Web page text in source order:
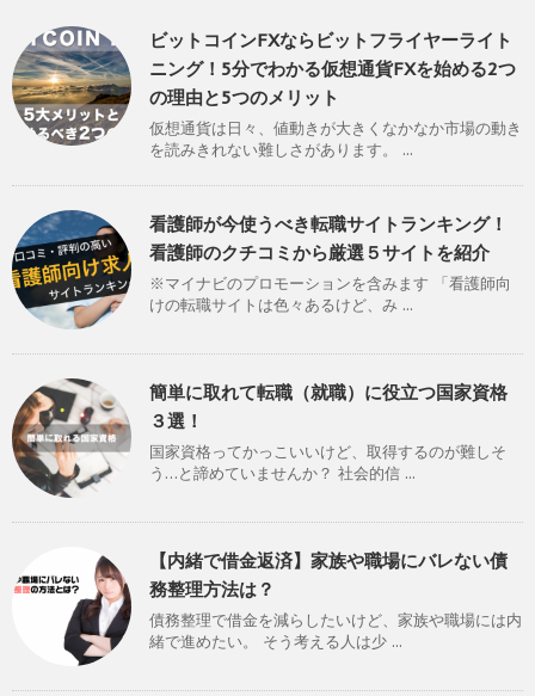
ビットコインFXならビットフライヤーライト
ニング！5分でわかる仮想通貨FXを始める2つ
の理由と5つのメリット
仮想通貨は日々、値動きが大きくなかなか市場の動き
を読みきれない難しさがあります。 ...
看護師が今使うべき転職サイトランキング！
看護師のクチコミから厳選５サイトを紹介
※マイナビのプロモーションを含みます 「看護師向
けの転職サイトは色々あるけど、み ...
簡単に取れて転職（就職）に役立つ国家資格
３選！
国家資格ってかっこいいけど、取得するのが難しそ
う…と諦めていませんか？ 社会的信 ...
【内緒で借金返済】家族や職場にバレない債
務整理方法は？
債務整理で借金を減らしたいけど、家族や職場には内
緒で進めたい。 そう考える人は少 ...